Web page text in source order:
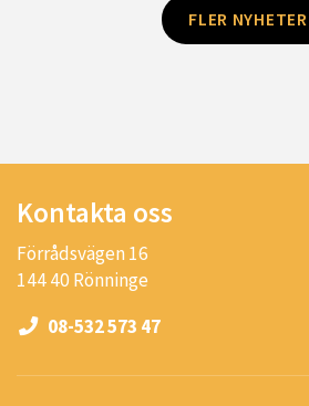
FLER NYHETER
Kontakta oss
Förrådsvägen 16
144 40 Rönninge
08-532 573 47